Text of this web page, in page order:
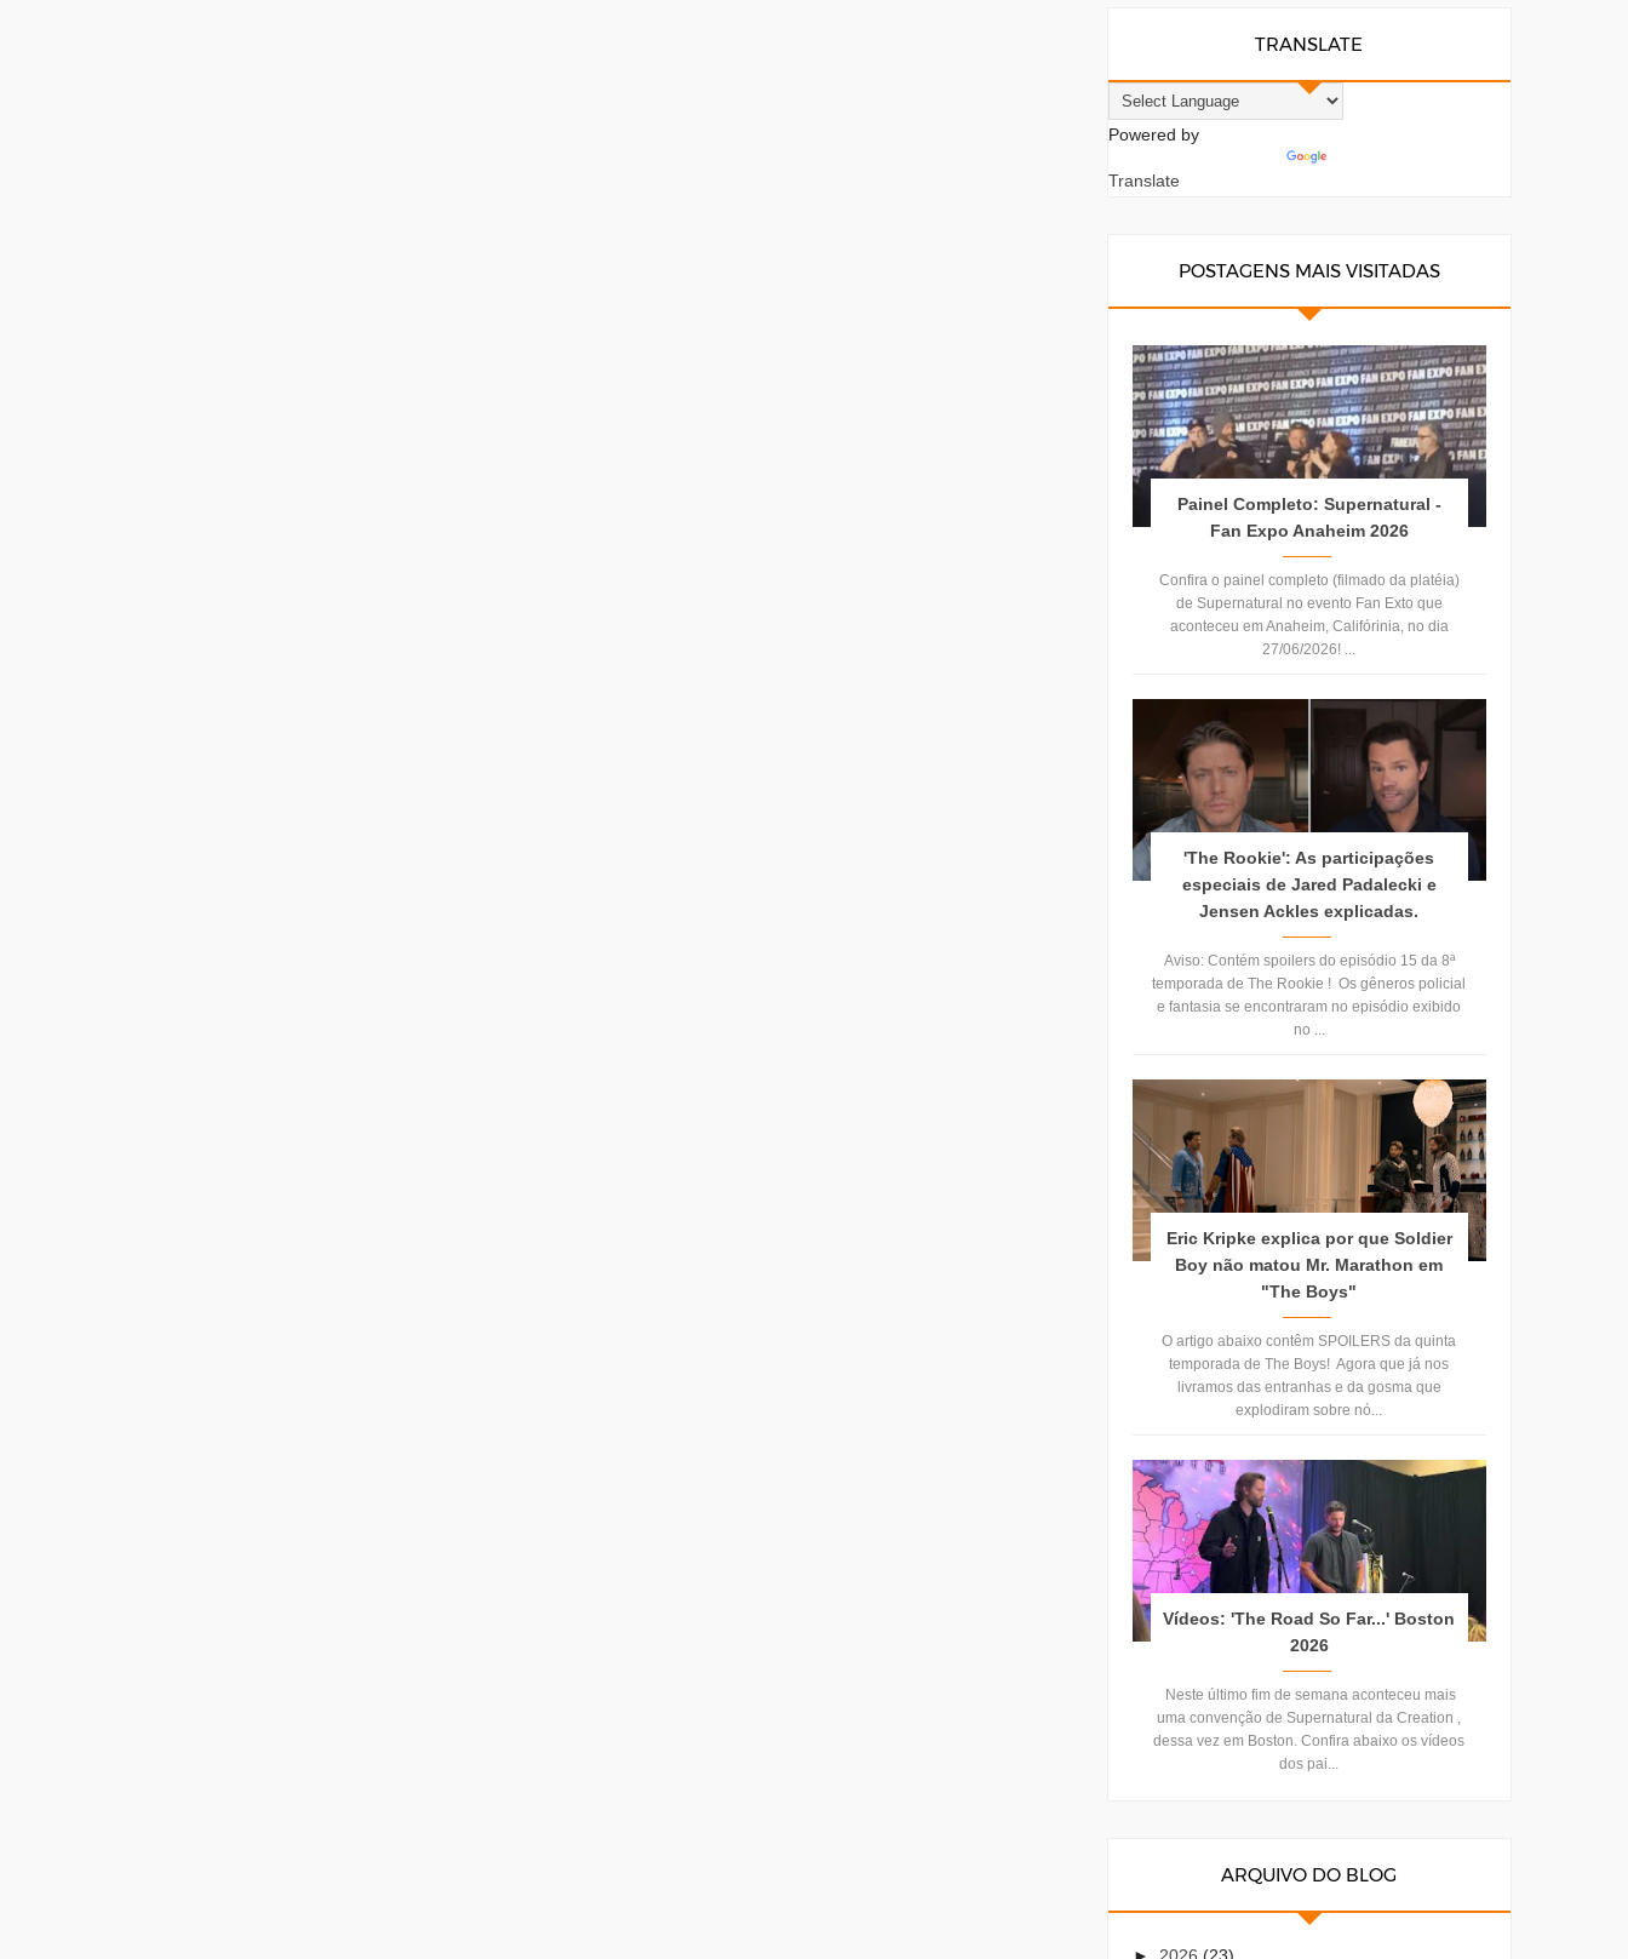
TRANSLATE
Powered by
Translate
POSTAGENS MAIS VISITADAS
Painel Completo: Supernatural -
Fan Expo Anaheim 2026
Confira o painel completo (filmado da platéia)
de Supernatural no evento Fan Exto que
aconteceu em Anaheim, Califórinia, no dia
27/06/2026! ...
'The Rookie': As participações
especiais de Jared Padalecki e
Jensen Ackles explicadas.
Aviso: Contém spoilers do episódio 15 da 8ª
temporada de The Rookie ! Os gêneros policial
e fantasia se encontraram no episódio exibido
no ...
Eric Kripke explica por que Soldier
Boy não matou Mr. Marathon em
"The Boys"
O artigo abaixo contêm SPOILERS da quinta
temporada de The Boys! Agora que já nos
livramos das entranhas e da gosma que
explodiram sobre nó...
Vídeos: 'The Road So Far...' Boston
2026
Neste último fim de semana aconteceu mais
uma convenção de Supernatural da Creation ,
dessa vez em Boston. Confira abaixo os vídeos
dos pai...
ARQUIVO DO BLOG
► 2026 (23)